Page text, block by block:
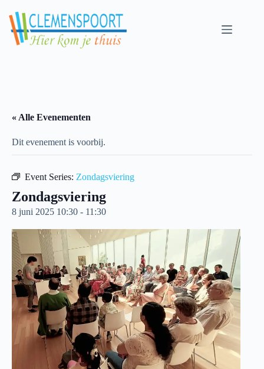
content
« Alle Evenementen
Dit evenement is voorbij.
Event Series: Zondagsviering
Zondagsviering
8 juni 2025 10:30 - 11:30